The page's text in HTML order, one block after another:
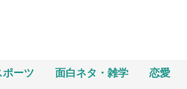
ポーツ 面白ネタ・雑学 恋愛